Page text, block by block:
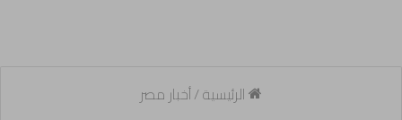
الرئيسية/أخبار مصر